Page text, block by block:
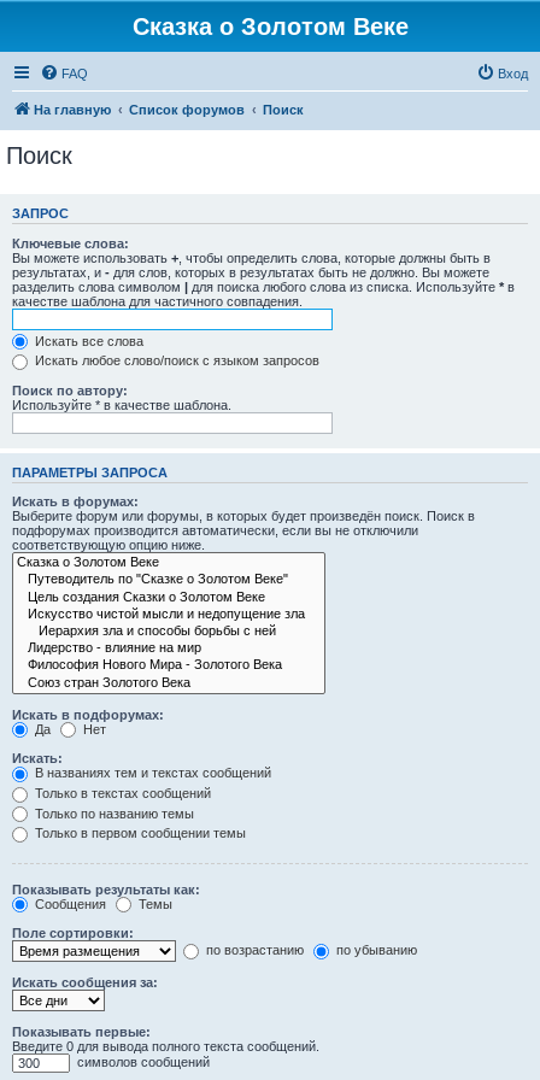
Сказка о Золотом Веке
FAQ Вход
На главную Список форумов Поиск
Поиск
ЗАПРОС
Ключевые слова:
Вы можете использовать + , чтобы определить слова, которые должны быть в
результатах, и - для слов, которых в результатах быть не должно. Вы можете
разделить слова символом | для поиска любого слова из списка. Используйте * в
качестве шаблона для частичного совпадения.
Искать все слова
Искать любое слово/поиск с языком запросов
Поиск по автору:
Используйте * в качестве шаблона.
ПАРАМЕТРЫ ЗАПРОСА
Искать в форумах:
Выберите форум или форумы, в которых будет произведён поиск. Поиск в
подфорумах производится автоматически, если вы не отключили
соответствующую опцию ниже.
Искать в подфорумах:
Да
Нет
Искать:
В названиях тем и текстах сообщений
Только в текстах сообщений
Только по названию темы
Только в первом сообщении темы
Показывать результаты как:
Сообщения
Темы
Поле сортировки:
по возрастанию
по убыванию
Искать сообщения за:
Показывать первые:
Введите 0 для вывода полного текста сообщений.
символов сообщений